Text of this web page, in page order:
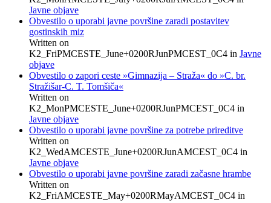
Javne objave
Obvestilo o uporabi javne površine zaradi postavitev
gostinskih miz
Written on
K2_FriPMCESTE_June+0200RJunPMCEST_0C4 in Javne
objave
Obvestilo o zapori ceste »Gimnazija – Straža« do »C. br.
Stražišar-C. T. Tomšiča«
Written on
K2_MonPMCESTE_June+0200RJunPMCEST_0C4 in
Javne objave
Obvestilo o uporabi javne površine za potrebe prireditve
Written on
K2_WedAMCESTE_June+0200RJunAMCEST_0C4 in
Javne objave
Obvestilo o uporabi javne površine zaradi začasne hrambe
Written on
K2_FriAMCESTE_May+0200RMayAMCEST_0C4 in